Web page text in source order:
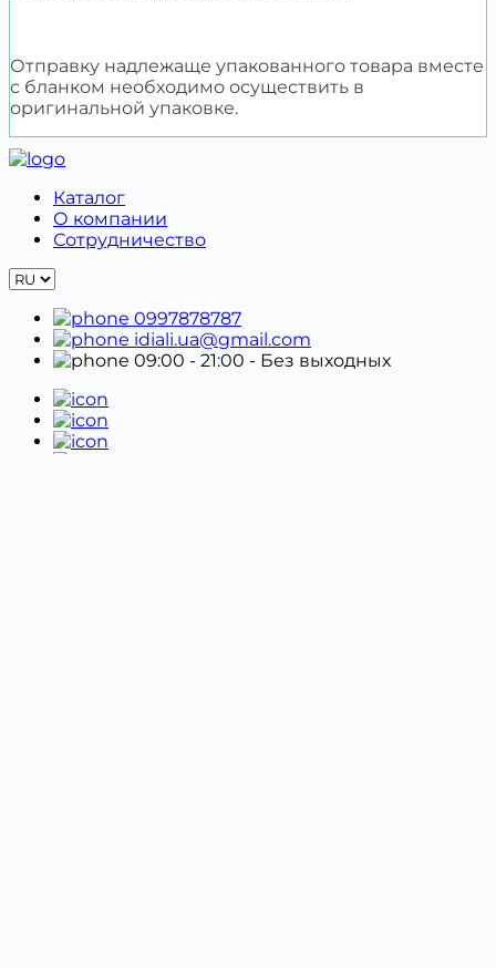
Отправку надлежаще упакованного товара вместе
с бланком необходимо осуществить в
оригинальной упаковке.
Каталог
О компании
Сотрудничество
0997878787
idiali.ua@gmail.com
09:00 - 21:00 - Без выходных